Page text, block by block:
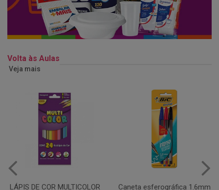
Volta às Aulas
Veja mais
Caneta esferográfica 1.6mm
COLA EM BASTÃO 40G - LEO